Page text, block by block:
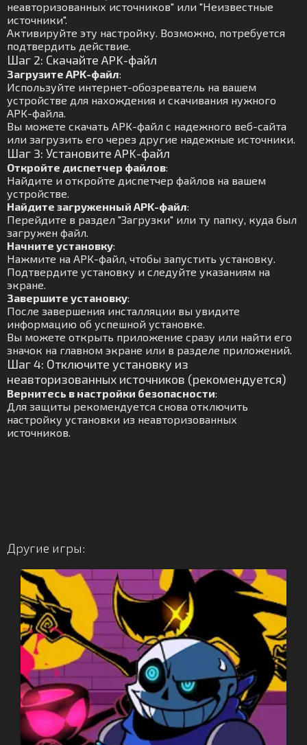
неавторизованных источников" или "Неизвестные
источники".
Активируйте эту настройку. Возможно, потребуется
подтвердить действие.
Шаг 2: Скачайте APK-файл
Загрузите APK-файл:
Используйте интернет-обозреватель на вашем
устройстве для нахождения и скачивания нужного
APK-файла.
Вы можете скачать APK-файл с надежного веб-сайта
или загрузить его через другие надежные источники.
Шаг 3: Установите APK-файл
Откройте диспетчер файлов:
Найдите и откройте диспетчер файлов на вашем
устройстве.
Найдите загруженный APK-файл:
Перейдите в раздел "Загрузки" или ту папку, куда был
загружен файл.
Начните установку:
Нажмите на APK-файл, чтобы запустить установку.
Подтвердите установку и следуйте указаниям на
экране.
Завершите установку:
После завершения инсталляции вы увидите
информацию об успешной установке.
Вы можете открыть приложение сразу или найти его
значок на главном экране или в разделе приложений.
Шаг 4: Отключите установку из
неавторизованных источников (рекомендуется)
Вернитесь в настройки безопасности:
Для защиты рекомендуется снова отключить
настройку установки из неавторизованных
источников.
Другие игры: